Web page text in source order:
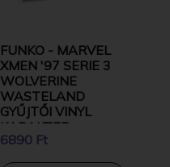
FUNKO - MARVEL
XMEN '97 SERIE 3
WOLVERINE
WASTELAND
GYŰJTŐI VINYL
KARAKTER
6890 Ft